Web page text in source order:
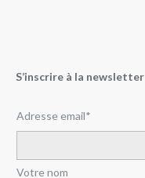
S’inscrire à la newsletter
Adresse email*
Votre nom